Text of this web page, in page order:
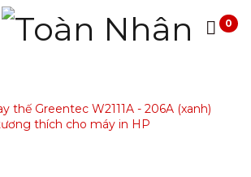
0
thế Greentec W2111A - 206A (xanh)
thích cho máy in HP